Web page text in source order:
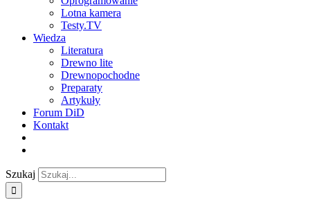
Lotna kamera
Testy.TV
Wiedza
Literatura
Drewno lite
Drewnopochodne
Preparaty
Artykuły
Forum DiD
Kontakt
Szukaj